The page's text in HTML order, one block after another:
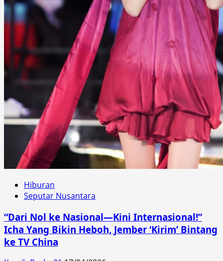
Hiburan
Seputar Nusantara
“Dari Nol ke Nasional—Kini Internasional!”
Icha Yang Bikin Heboh, Jember ‘Kirim’ Bintang
ke TV China